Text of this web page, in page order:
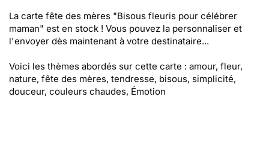
La carte fête des mères "Bisous fleuris pour célébrer
maman" est en stock ! Vous pouvez la personnaliser et
l'envoyer dès maintenant à votre destinataire...
Voici les thèmes abordés sur cette carte : amour, fleur,
nature, fête des mères, tendresse, bisous, simplicité,
douceur, couleurs chaudes, Émotion